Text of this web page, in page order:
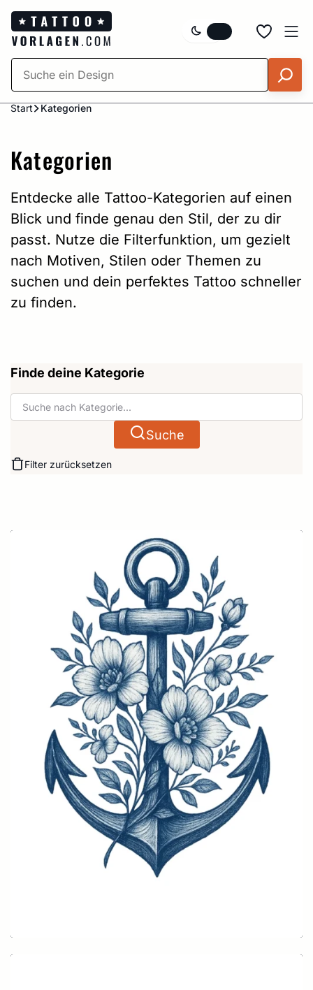
Zum
Inhalt
springen
Start Kategorien
Kategorien
Entdecke alle Tattoo-Kategorien auf einen
Blick und finde genau den Stil, der zu dir
passt. Nutze die Filterfunktion, um gezielt
nach Motiven, Stilen oder Themen zu
suchen und dein perfektes Tattoo schneller
zu finden.
Finde deine Kategorie
Suche
Filter zurücksetzen